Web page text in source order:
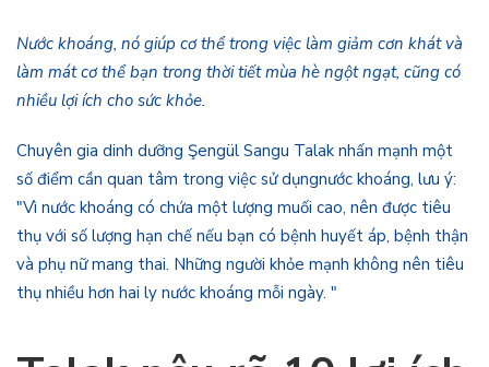
Nước khoáng, nó giúp cơ thể trong việc làm giảm cơn khát và
làm mát cơ thể bạn trong thời tiết mùa hè ngột ngạt, cũng có
nhiều lợi ích cho sức khỏe.
Chuyên gia dinh dưỡng Şengül Sangu Talak nhấn mạnh một
số điểm cần quan tâm trong việc sử dụngnước khoáng, lưu ý:
"Vì nước khoáng có chứa một lượng muối cao, nên được tiêu
thụ với số lượng hạn chế nếu bạn có bệnh huyết áp, bệnh thận
và phụ nữ mang thai. Những người khỏe mạnh không nên tiêu
thụ nhiều hơn hai ly nước khoáng mỗi ngày. "